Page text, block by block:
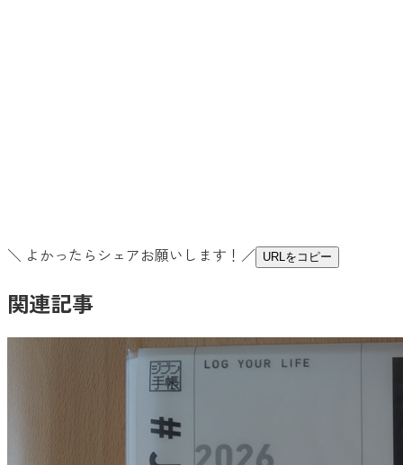
＼ よかったらシェアお願いします！／ URLをコピー
関連記事